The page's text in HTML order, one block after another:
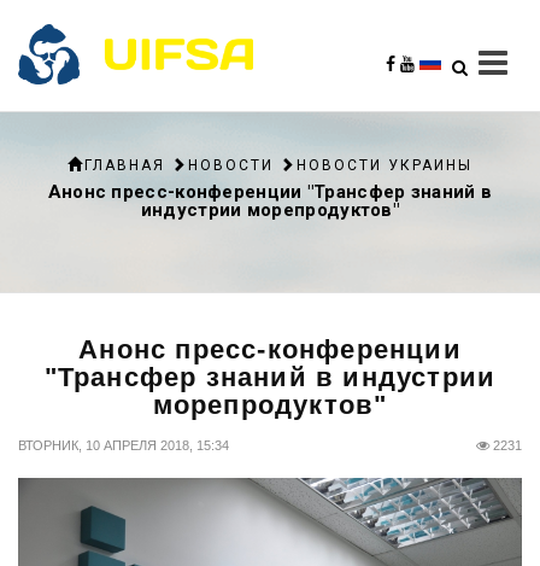
ГЛАВНАЯ НОВОСТИ НОВОСТИ УКРАИНЫ
Анонс пресс-конференции "Трансфер знаний в
индустрии морепродуктов"
Анонс пресс-конференции
"Трансфер знаний в индустрии
морепродуктов"
ВТОРНИК, 10 АПРЕЛЯ 2018, 15:34 2231